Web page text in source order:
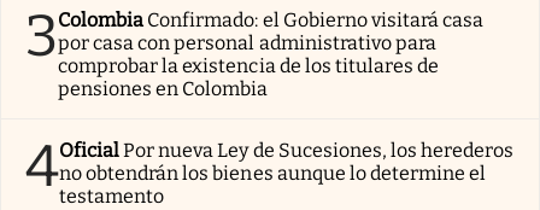
3Colombia Confirmado: el Gobierno visitará casa
por casa con personal administrativo para
comprobar la existencia de los titulares de
pensiones en Colombia
4OficialPor nueva Ley de Sucesiones, los herederos
no obtendrán los bienes aunque lo determine el
testamento